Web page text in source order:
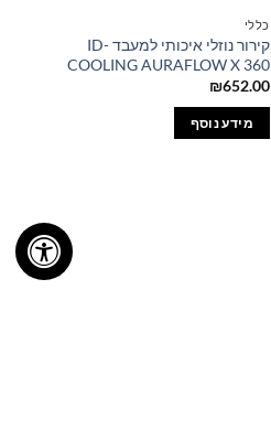
כללי
קירור נוזלי איכותי למעבד ID-
COOLING AURAFLOW X 360
₪652.00
מידע נוסף